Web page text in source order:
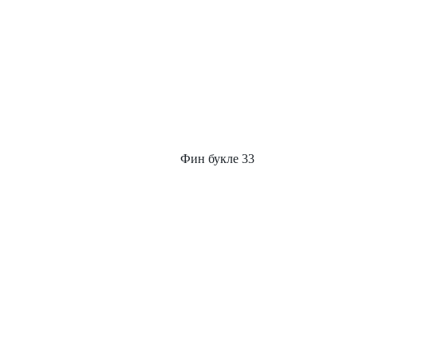
Фин букле 33